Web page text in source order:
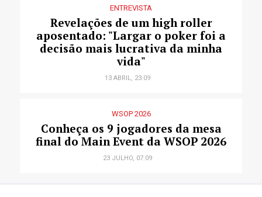
ENTREVISTA
Revelações de um high roller
aposentado: "Largar o poker foi a
decisão mais lucrativa da minha
vida"
13 ABRIL, 23:09
WSOP 2026
Conheça os 9 jogadores da mesa
final do Main Event da WSOP 2026
23 JULHO, 07:09